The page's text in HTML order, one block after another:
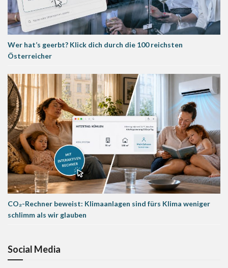
Wer hat’s geerbt? Klick dich durch die 100 reichsten
Österreicher
CO₂-Rechner beweist: Klimaanlagen sind fürs Klima weniger
schlimm als wir glauben
Social Media